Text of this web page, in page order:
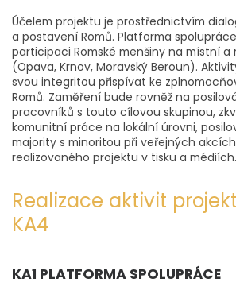
Účelem projektu je prostřednictvím
a postavení Romů. Platforma
participaci Romské menšiny na místní a
(Opava, Krnov, Moravský Beroun).
svou integritou přispívat ke
Romů. Zaměření bude rovněž na
pracovníků s touto cílovou skupinou,
komunitní práce na lokální úrovni,
majority s minoritou při veřejných
realizovaného projektu v tisku a médiích.
Realizace aktivit
KA4
KA1 PLATFORMA SPOLUPRÁCE